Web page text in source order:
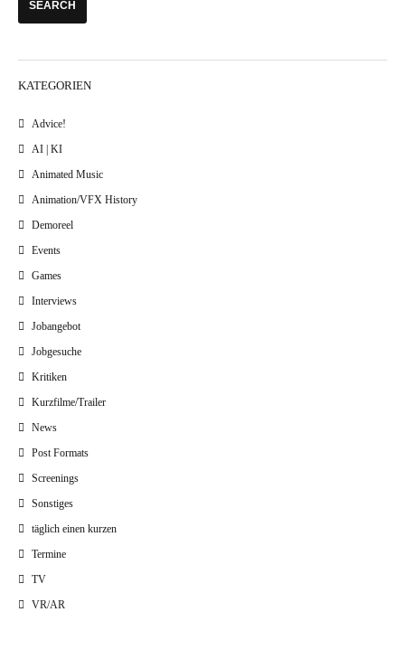
KATEGORIEN
Advice!
AI | KI
Animated Music
Animation/VFX History
Demoreel
Events
Games
Interviews
Jobangebot
Jobgesuche
Kritiken
Kurzfilme/Trailer
News
Post Formats
Screenings
Sonstiges
täglich einen kurzen
Termine
TV
VR/AR